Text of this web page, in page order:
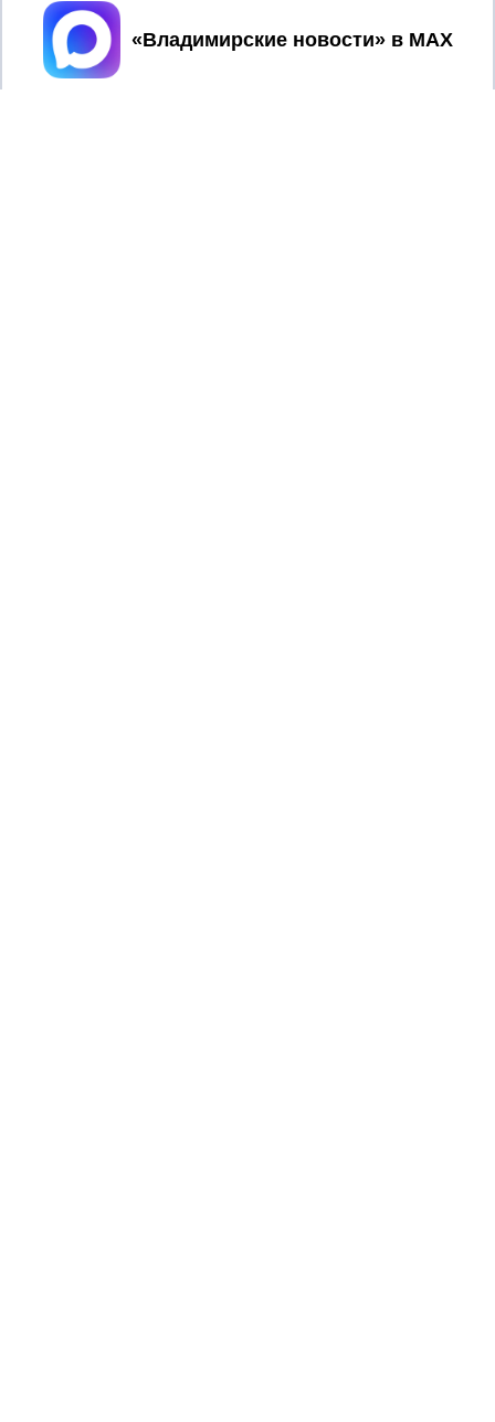
Принять